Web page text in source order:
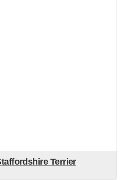
Terrier